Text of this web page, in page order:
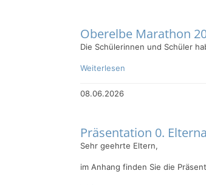
Oberelbe Marathon
Die Schülerinnen und Schüler
Weiterlesen
08.06.2026
Präsentation 0.
Sehr geehrte Eltern,
im Anhang finden Sie die